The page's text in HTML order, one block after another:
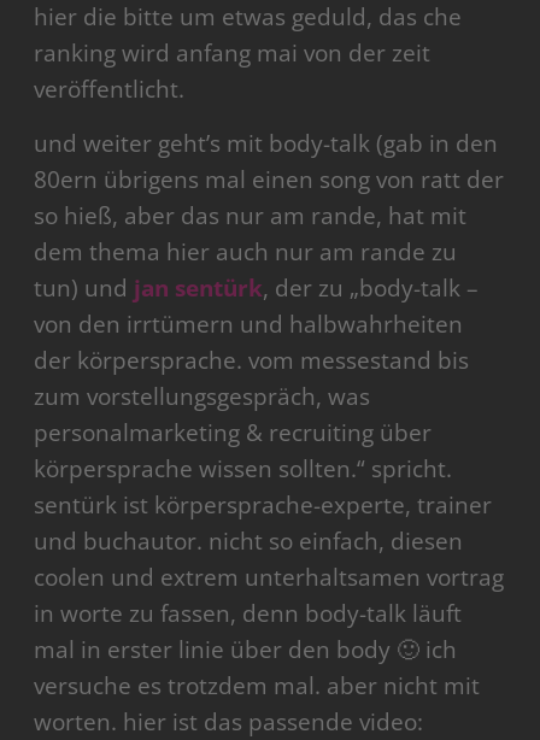
hier die bitte um etwas geduld, das che
ranking wird anfang mai von der zeit
veröffentlicht.
und weiter geht’s mit body-talk (gab in den
80ern übrigens mal einen song von ratt der
so hieß, aber das nur am rande, hat mit
dem thema hier auch nur am rande zu
tun) und jan sentürk, der zu „body-talk –
von den irrtümern und halbwahrheiten
der körpersprache. vom messestand bis
zum vorstellungsgespräch, was
personalmarketing & recruiting über
körpersprache wissen sollten.“ spricht.
sentürk ist körpersprache-experte, trainer
und buchautor. nicht so einfach, diesen
coolen und extrem unterhaltsamen vortrag
in worte zu fassen, denn body-talk läuft
mal in erster linie über den body 🙂 ich
versuche es trotzdem mal. aber nicht mit
worten. hier ist das passende video: